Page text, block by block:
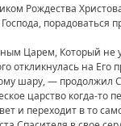
Рождества
порадоваться
Царем, Который
откликнулась на Его
шару, —
царство когда-то
и переходит в то